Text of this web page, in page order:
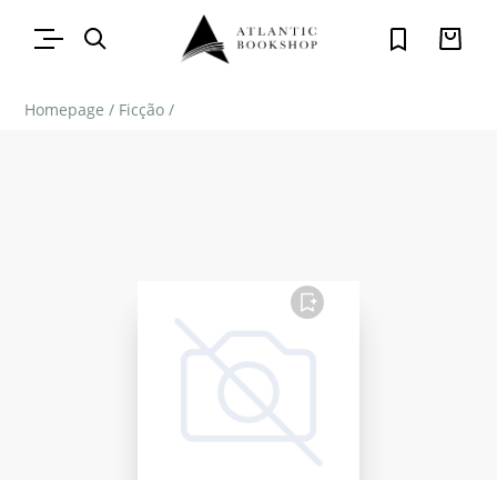
Homepage / Ficção /
FAVORITO